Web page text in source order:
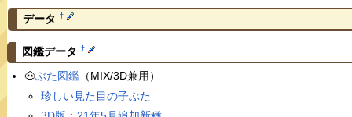
データ †
図鑑データ †
🐽ぶた図鑑（MIX/3D兼用）
珍しい見た目の子ぶた